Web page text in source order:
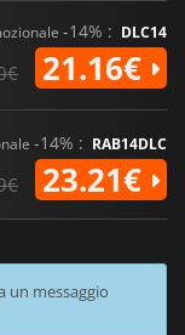
-14% : DLC14
21.16€
-14% : RAB14DLC
23.21€
un messaggio